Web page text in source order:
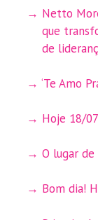
Netto
que
de
‘Te Amo
Hoje 18/
O lugar
Bom dia!